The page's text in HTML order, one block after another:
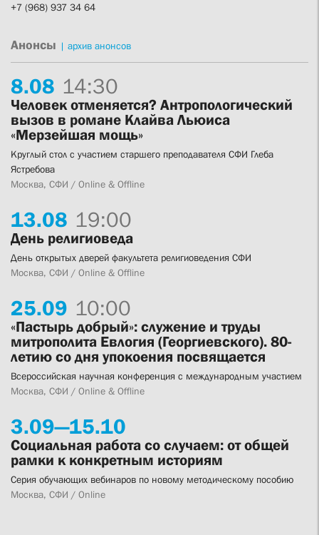
+7 (968) 937 34 64
Анонсы | архив анонсов
8.08 14:30
Человек отменяется? Антропологический
вызов в романе Клайва Льюиса
«Мерзейшая мощь»
Круглый стол с участием старшего преподавателя СФИ Глеба
Ястребова
Москва, СФИ / Online & Offline
13.08 19:00
День религиоведа
День открытых дверей факультета религиоведения СФИ
Москва, СФИ / Online & Offline
25.09 10:00
«Пастырь добрый»: служение и труды
митрополита Евлогия (Георгиевского). 80-
летию со дня упокоения посвящается
Всероссийская научная конференция с международным участием
Москва, СФИ / Online & Offline
3.09—15.10
Социальная работа со случаем: от общей
рамки к конкретным историям
Серия обучающих вебинаров по новому методическому пособию
Москва, СФИ / Online